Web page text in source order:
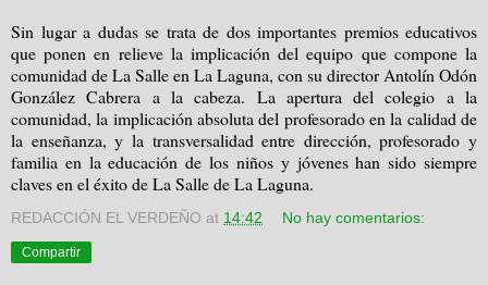
Sin lugar a dudas se trata de dos importantes premios educativos
que ponen en relieve la implicación del equipo que compone la
comunidad de La Salle en La Laguna, con su director Antolín Odón
González Cabrera a la cabeza. La apertura del colegio a la
comunidad, la implicación absoluta del profesorado en la calidad de
la enseñanza, y la transversalidad entre dirección, profesorado y
familia en la educación de los niños y jóvenes han sido siempre
claves en el éxito de La Salle de La Laguna.
REDACCIÓN EL VERDEÑO at 14:42 No hay comentarios:
Compartir